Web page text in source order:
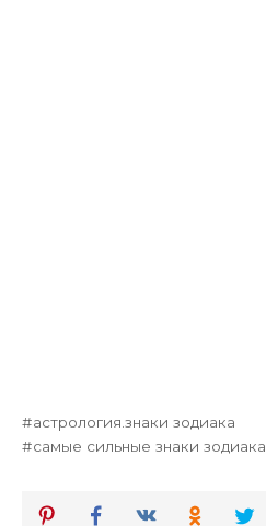
астрология.знаки зодиака
самые сильные знаки зодиака